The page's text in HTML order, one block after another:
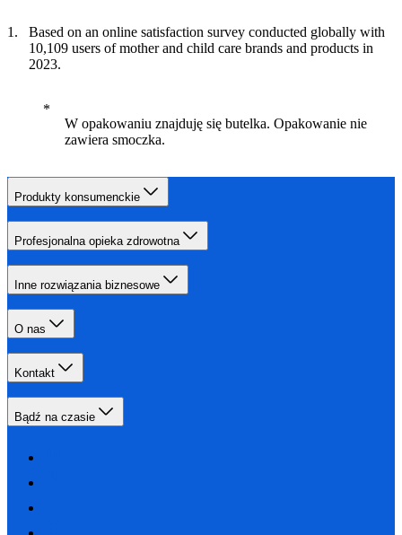
Based on an online satisfaction survey conducted globally with
10,109 users of mother and child care brands and products in
2023.
W opakowaniu znajduję się butelka. Opakowanie nie
zawiera smoczka.
Produkty konsumenckie
Profesjonalna opieka zdrowotna
Inne rozwiązania biznesowe
O nas
Kontakt
Bądź na czasie